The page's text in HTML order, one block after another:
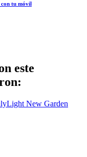
tu móvil
este